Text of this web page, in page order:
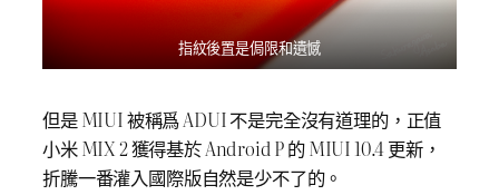
指紋後置是侷限和遺憾
但是 MIUI 被稱爲 ADUI 不是完全沒有道理的，正值
小米 MIX 2 獲得基於 Android P 的 MIUI 10.4 更新，
折騰一番灌入國際版自然是少不了的。